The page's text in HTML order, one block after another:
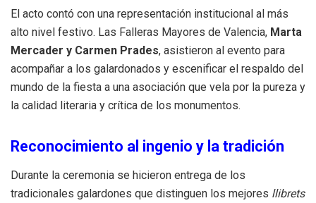
El acto contó con una representación institucional al más
alto nivel festivo. Las Falleras Mayores de Valencia, Marta
Mercader y Carmen Prades, asistieron al evento para
acompañar a los galardonados y escenificar el respaldo del
mundo de la fiesta a una asociación que vela por la pureza y
la calidad literaria y crítica de los monumentos.
Reconocimiento al ingenio y la tradición
Durante la ceremonia se hicieron entrega de los
tradicionales galardones que distinguen los mejores llibrets